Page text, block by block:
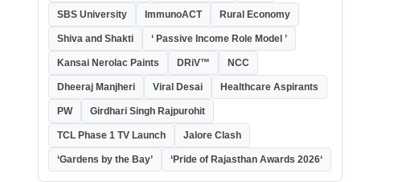
SBS University ImmunoACT Rural Economy
Shiva and Shakti ‘ Passive Income Role Model ’
Kansai Nerolac Paints DRiV™ NCC
Dheeraj Manjheri Viral Desai Healthcare Aspirants
PW Girdhari Singh Rajpurohit
TCL Phase 1 TV Launch Jalore Clash
‘Gardens by the Bay’ ‘Pride of Rajasthan Awards 2026‘